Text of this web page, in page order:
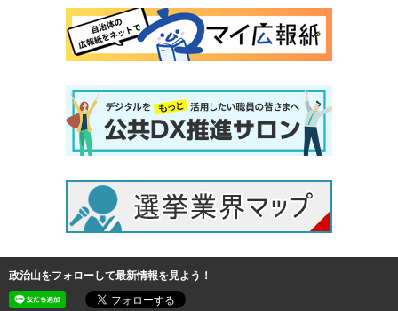
政治山をフォローして最新情報を見よう！